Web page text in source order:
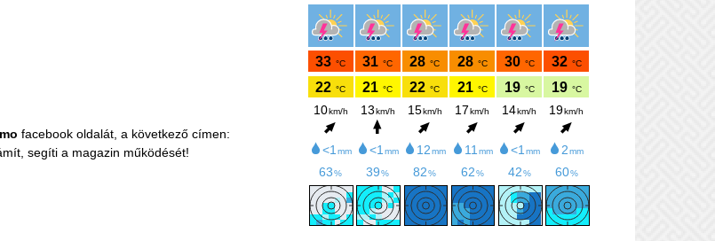
facebook oldalát, a következő címen:
segíti a magazin működését!